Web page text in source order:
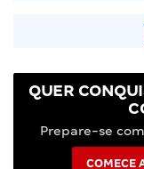
QUER
Prepare-se
COMECE